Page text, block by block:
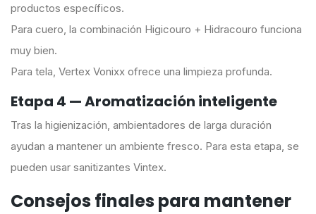
productos específicos.
Para cuero, la combinación Higicouro + Hidracouro funciona
muy bien.
Para tela, Vertex Vonixx ofrece una limpieza profunda.
Etapa 4 — Aromatización inteligente
Tras la higienización, ambientadores de larga duración
ayudan a mantener un ambiente fresco. Para esta etapa, se
pueden usar sanitizantes Vintex.
Consejos finales para mantener